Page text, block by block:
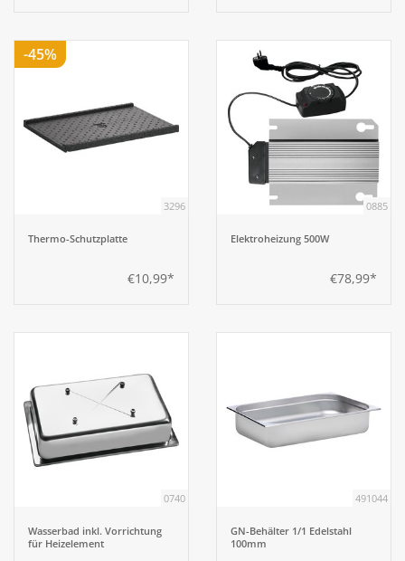
-45%
3296
Thermo-Schutzplatte
€10,99*
0885
Elektroheizung 500W
€78,99*
0740
Wasserbad inkl. Vorrichtung
für Heizelement
491044
GN-Behälter 1/1 Edelstahl
100mm